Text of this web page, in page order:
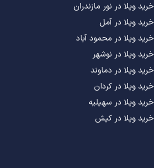
خرید ویلا در نور مازندران
خرید ویلا در آمل
خرید ویلا در محمود آباد
خرید ویلا در نوشهر
خرید ویلا در دماوند
خرید ویلا در کردان
خرید ویلا در سهیلیه
خرید ویلا در کیش